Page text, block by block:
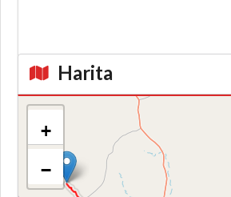
Harita
+
−